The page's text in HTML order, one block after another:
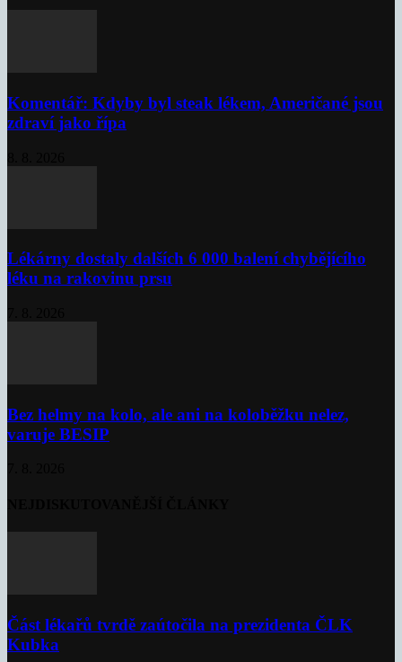
Komentář: Kdyby byl steak lékem, Američané jsou
zdraví jako řípa
Lékárny dostaly dalších 6 000 balení chybějícího
léku na rakovinu prsu
Bez helmy na kolo, ale ani na koloběžku nelez,
varuje BESIP
Část lékařů tvrdě zaútočila na prezidenta ČLK
Kubka